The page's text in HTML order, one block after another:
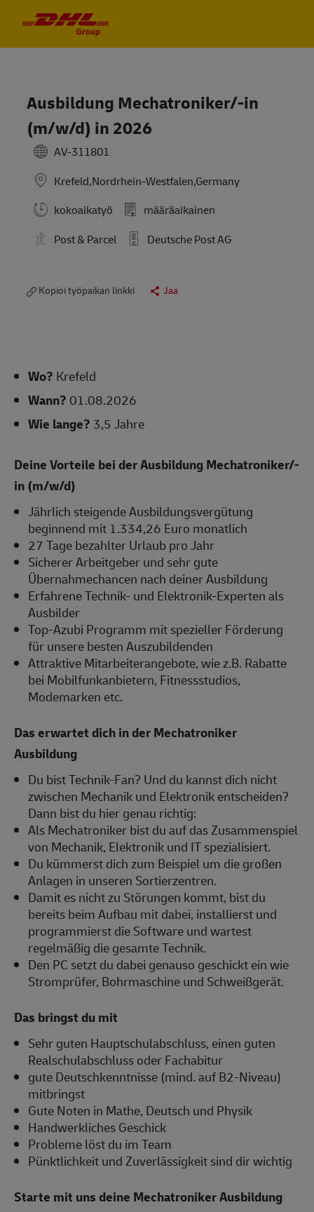
Ausbildung Mechatroniker/-in
(m/w/d) in 2026
AV-311801
Krefeld,Nordrhein-Westfalen,Germany
kokoaikatyö
määräaikainen
Post & Parcel
Deutsche Post AG
Kopioi työpaikan linkki Jaa
Wo? Krefeld
Wann? 01.08.2026
Wie lange? 3,5 Jahre
Deine Vorteile bei der Ausbildung Mechatroniker/-
in (m/w/d)
Jährlich steigende Ausbildungsvergütung
beginnend mit 1.334,26 Euro monatlich
27 Tage bezahlter Urlaub pro Jahr
Sicherer Arbeitgeber und sehr gute
Übernahmechancen nach deiner Ausbildung
Erfahrene Technik- und Elektronik-Experten als
Ausbilder
Top-Azubi Programm mit spezieller Förderung
für unsere besten Auszubildenden
Attraktive Mitarbeiterangebote, wie z.B. Rabatte
bei Mobilfunkanbietern, Fitnessstudios,
Modemarken etc.
Das erwartet dich in der Mechatroniker
Ausbildung
Du bist Technik-Fan? Und du kannst dich nicht
zwischen Mechanik und Elektronik entscheiden?
Dann bist du hier genau richtig:
Als Mechatroniker bist du auf das Zusammenspiel
von Mechanik, Elektronik und IT spezialisiert.
Du kümmerst dich zum Beispiel um die großen
Anlagen in unseren Sortierzentren.
Damit es nicht zu Störungen kommt, bist du
bereits beim Aufbau mit dabei, installierst und
programmierst die Software und wartest
regelmäßig die gesamte Technik.
Den PC setzt du dabei genauso geschickt ein wie
Stromprüfer, Bohrmaschine und Schweißgerät.
Das bringst du mit
Sehr guten Hauptschulabschluss, einen guten
Realschulabschluss oder Fachabitur
gute Deutschkenntnisse (mind. auf B2-Niveau)
mitbringst
Gute Noten in Mathe, Deutsch und Physik
Handwerkliches Geschick
Probleme löst du im Team
Pünktlichkeit und Zuverlässigkeit sind dir wichtig
Starte mit uns deine Mechatroniker Ausbildung